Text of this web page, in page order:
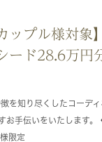
ップル様対象
ード28.6万円
を知り尽くしたコーデ
お手伝いをいたします
限定